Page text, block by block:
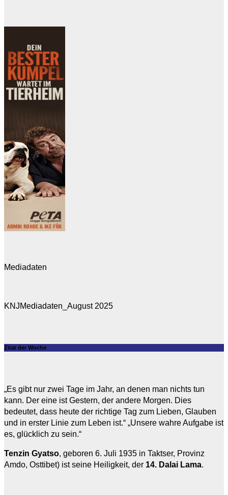
Mediadaten
KNJMediadaten_August 2025
Zitat der Woche
„Es gibt nur zwei Tage im Jahr, an denen man nichts tun
kann. Der eine ist Gestern, der andere Morgen. Dies
bedeutet, dass heute der richtige Tag zum Lieben, Glauben
und in erster Linie zum Leben ist.“ „Unsere wahre Aufgabe ist
es, glücklich zu sein.“
Tenzin Gyatso, geboren 6. Juli 1935 in Taktser, Provinz
Amdo, Osttibet) ist seine Heiligkeit, der 14. Dalai Lama.